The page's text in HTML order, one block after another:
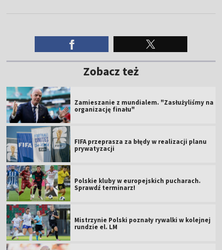
Zobacz też
Zamieszanie z mundialem. "Zasłużyliśmy na
organizację finału"
FIFA przeprasza za błędy w realizacji planu
prywatyzacji
Polskie kluby w europejskich pucharach.
Sprawdź terminarz!
Mistrzynie Polski poznały rywalki w kolejnej
rundzie el. LM